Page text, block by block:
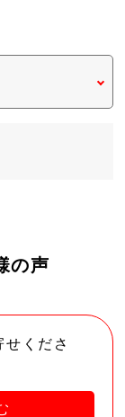
の声
くださ